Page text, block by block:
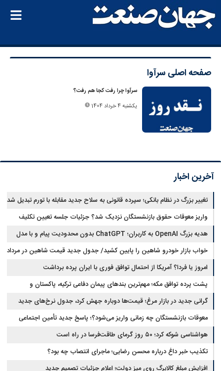
صفحه اصلی سرآوا
سرآوا چرا رفت کجا هم رفت؟
یکشنبه 4 خرداد 1404
آخرین اخبار
تغییر بزرگ در نظام بانکی؛ سپرده قانونی به سلاح جدید مقابله با تورم تبدیل شد
واریز معوقات حقوق بازنشستگان نزدیک شد؟ جزئیات جلسه تعیین تکلیف
مطالبات
هدیه بزرگ OpenAI به کاربران؛ ChatGPT بدون محدودیت پیام و با مدل
جدید می‌آید
خواب بازار خودرو شاهین را پایین کشید/ جدول جدید قیمت شاهین در مرداد
امروز یا فردا؟ آمریکا از احتمال توافق فوری با ایران پرده برداشت
پشت پرده توافق مکه؛ مهم‌ترین بندهای پیمان دفاعی ترکیه، پاکستان و
عربستان
گرانی جدید در بازار مرغ؛ قیمت‌ها دوباره جهش کرد، جدول نرخ‌های جدید
معوقات بازنشستگان چه زمانی واریز می‌شود؟؛ پاسخ جدید تأمین اجتماعی
هواشناسی شوکه کرد؛ ۵۰ روز گرمای طاقت‌فرسا در راه است
تکذیب خبر داغ درباره محسن رضایی؛ ماجرای انتصاب چه بود؟
افزایش مبلغ کالابرگ روی میز دولت؛ اعلام جزئیات تصمیم جدید